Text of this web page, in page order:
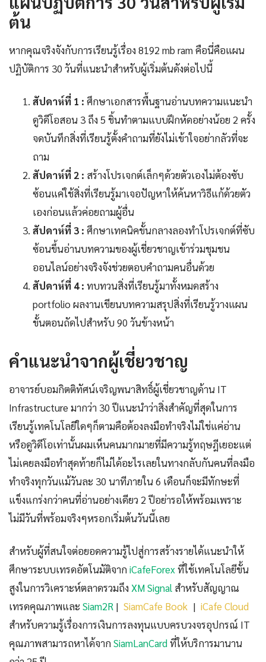
ต้น
หากคุณจริงจังกับการเรียนรู้เรื่อง 8192 mb ram คือนี่คือแผน
ปฏิบัติการ 30 วันที่แนะนำสำหรับผู้เริ่มต้นดังต่อไปนี้
สัปดาห์ที่ 1 : ศึกษาเอกสารพื้นฐานอ่านบทความแนะนำ
ดูวิดีโอสอน 3 ถึง 5 ชิ้นทำตามแบบฝึกหัดอย่างน้อย 2 ครั้ง
จดบันทึกสิ่งที่เรียนรู้ตั้งคำถามที่ยังไม่เข้าใจอย่ากลัวที่จะ
ถาม
สัปดาห์ที่ 2 : สร้างโปรเจกต์เล็กๆด้วยตัวเองไม่ต้องซับ
ซ้อนแค่ใช้สิ่งที่เรียนรู้มาเจอปัญหาให้ค้นหาวิธีแก้ด้วยตัว
เองก่อนแล้วค่อยถามผู้อื่น
สัปดาห์ที่ 3 : ศึกษาเทคนิคขั้นกลางลองทำโปรเจกต์ที่ซับ
ซ้อนขึ้นอ่านบทความของผู้เชี่ยวชาญเข้าร่วมชุมชน
ออนไลน์อย่างจริงจังช่วยตอบคำถามคนอื่นด้วย
สัปดาห์ที่ 4 : ทบทวนสิ่งที่เรียนรู้มาทั้งหมดสร้าง
portfolio ผลงานเขียนบทความสรุปสิ่งที่เรียนรู้วางแผน
ขั้นตอนถัดไปสำหรับ 90 วันข้างหน้า
คำแนะนำจากผู้เชี่ยวชาญ
อาจารย์บอมกิตติทัศน์เจริญพนาสิทธิ์ผู้เชี่ยวชาญด้าน IT
Infrastructure มากว่า 30 ปีแนะนำว่าสิ่งสำคัญที่สุดในการ
เรียนรู้เทคโนโลยีใดๆก็ตามคือต้องลงมือทำจริงไม่ใช่แค่อ่าน
หรือดูวิดีโอเท่านั้นผมเห็นคนมากมายที่มีความรู้ทฤษฎีเยอะแต่
ไม่เคยลงมือทำสุดท้ายก็ไม่ได้อะไรเลยในทางกลับกันคนที่ลงมือ
ทำจริงทุกวันแม้วันละ 30 นาทีภายใน 6 เดือนก็จะมีทักษะที่
แข็งแกร่งกว่าคนที่อ่านอย่างเดียว 2 ปีอย่ารอให้พร้อมเพราะ
ไม่มีวันที่พร้อมจริงๆหรอกเริ่มต้นวันนี้เลย
สำหรับผู้ที่สนใจต่อยอดความรู้ไปสู่การสร้างรายได้แนะนำให้
ศึกษาระบบเทรดอัตโนมัติจากiCafeForex ที่ใช้เทคโนโลยีขั้น
สูงในการวิเคราะห์ตลาดรวมถึง XM Signal สำหรับสัญญาณ
เทรดคุณภาพและ Siam2R | SiamCafe Book | iCafe Cloud
สำหรับความรู้เรื่องการเงินการลงทุนแบบครบวงจรอุปกรณ์ IT
คุณภาพสามารถหาได้จากSiamLanCardที่ให้บริการมานาน